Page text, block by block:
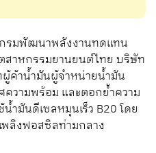
รมพัฒนาพลังงานทดแทน
าหกรรมยานยนต์ไทย บริษัท
ค้าน้ำมันผู้จำหน่ายน้ำมัน
ความพร้อม และตอกย้ำความ
ำมันดีเซลหมุนเร็ว B20 โดย
พลิงฟอสซิลท่ามกลาง